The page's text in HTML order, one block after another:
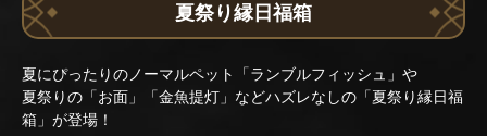
夏祭り縁日福箱
夏にぴったりのノーマルペット「ランブルフィッシュ」や
夏祭りの「お面」「金魚提灯」などハズレなしの「夏祭り縁日福
箱」が登場！